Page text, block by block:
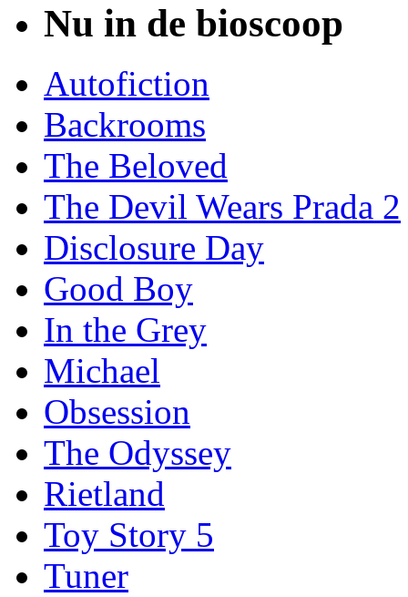
Nu in de bioscoop
Autofiction
Backrooms
The Beloved
The Devil Wears Prada 2
Disclosure Day
Good Boy
In the Grey
Michael
Obsession
The Odyssey
Rietland
Toy Story 5
Tuner